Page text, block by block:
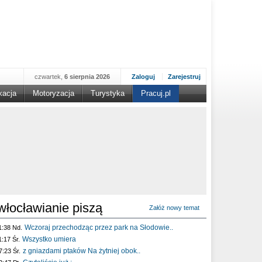
Zaloguj Zarejestruj
czwartek, 6 sierpnia 2026
Motoryzacja Turystyka Pracuj.pl
piszą Załóż nowy temat
Nd. Wczoraj przechodząc przez park na Słodowie..
Śr. Wszystko umiera
Śr. z gniazdami ptaków Na żytniej obok..